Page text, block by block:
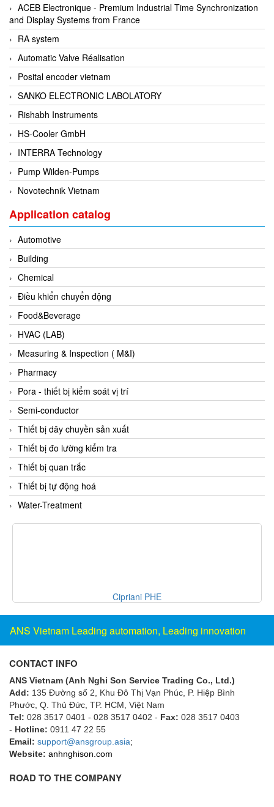
FineTek
Finna Sensors Vietnam
Fireye
Fischer
Fisher
FISO Vietnam
FLENDER
Flexaust
Flexim
FLIR
flotron
Flow Force/ Super Green Power-Tech
Floweserve/PMV
Flowline
Flow-Mon
Flowserve
Fluke Process Instruments Vietnam
FMS Vietnam
FOKO / Wintriss
Fomotech Vietnam
Forbes Marshall
FORNEY
Fortex
Fortress
Fossil Power Systems
FPZ
Francia Srl Vietnam
FS CABLE
FS Inc Vietnam
Fuji
Fujian LEAD
Fujikura
Fukuta
GAI-Tronics
ACEB Electronique - Premium Industrial Time Synchronization
and Display Systems from France
RA system
Automatic Valve Réalisation
Posital encoder vietnam
SANKO ELECTRONIC LABOLATORY
Rishabh Instruments
HS-Cooler GmbH
INTERRA Technology
Pump Wilden-Pumps
Novotechnik Vietnam
Application catalog
Automotive
Building
Chemical
Điều khiển chuyển động
Food&Beverage
HVAC (LAB)
Measuring & Inspection ( M&I)
Pharmacy
Pora - thiết bị kiểm soát vị trí
Semi-conductor
Thiết bị dây chuyền sản xuất
Thiết bị đo lường kiểm tra
Thiết bị quan trắc
Thiết bị tự động hoá
Water-Treatment
Kinegge S.r.l.
ANS Vietnam Leading automation, Leading innovation
CONTACT INFO
ANS Vietnam (Anh Nghi Son Service Trading Co., Ltd.)
Add: 135 Đường số 2, Khu Đô Thị Vạn Phúc, P. Hiệp Bình
Phước, Q. Thủ Đức, TP. HCM , Việt Nam
Tel: 028 3517 0401 - 028 3517 0402 - Fax: 028 3517 0403
- Hotline: 0911 47 22 55
Email: support@ansgroup.asia;
Website: anhnghison.com
ROAD TO THE COMPANY